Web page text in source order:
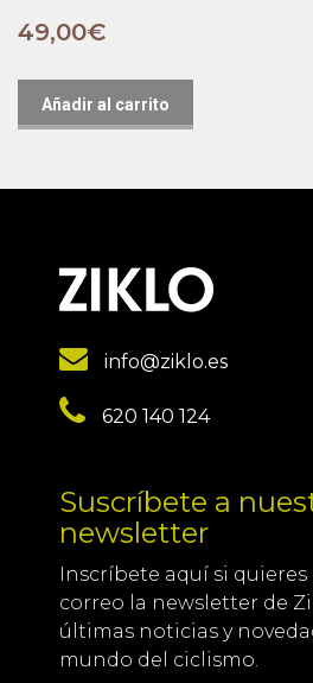
49,00€
Añadir al carrito
info@ziklo.es
620 140 124
Suscríbete a
newsletter
Inscríbete aquí si
correo la newsletter de
últimas noticias y
mundo del ciclismo.